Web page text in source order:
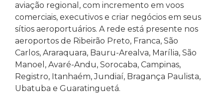
aviação regional, com incremento em voos
comerciais, executivos e criar negócios em seus
sítios aeroportuários. A rede está presente nos
aeroportos de Ribeirão Preto, Franca, São
Carlos, Araraquara, Bauru-Arealva, Marília, São
Manoel, Avaré-Andu, Sorocaba, Campinas,
Registro, Itanhaém, Jundiaí, Bragança Paulista,
Ubatuba e Guaratinguetá.